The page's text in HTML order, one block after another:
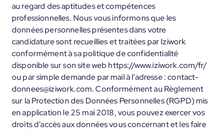
au regard des aptitudes et compétences
professionnelles. Nous vous informons que les
données personnelles présentes dans votre
candidature sont recueillies et traitées par Iziwork
conformément à sa politique de confidentialité
disponible sur son site web https://www.iziwork.com/fr/
ou par simple demande par mail à l’adresse : contact-
donnees@iziwork.com. Conformément au Règlement
sur la Protection des Données Personnelles (RGPD) mis
en application le 25 mai 2018, vous pouvez exercer vos
droits d’accès aux données vous concernant et les faire